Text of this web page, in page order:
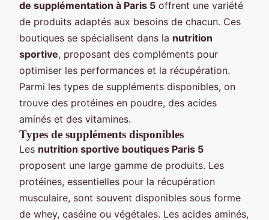
de supplémentation à Paris 5 offrent une variété
de produits adaptés aux besoins de chacun. Ces
boutiques se spécialisent dans la nutrition
sportive, proposant des compléments pour
optimiser les performances et la récupération.
Parmi les types de suppléments disponibles, on
trouve des protéines en poudre, des acides
aminés et des vitamines.
Types de suppléments disponibles
Les nutrition sportive boutiques Paris 5
proposent une large gamme de produits. Les
protéines, essentielles pour la récupération
musculaire, sont souvent disponibles sous forme
de whey, caséine ou végétales. Les acides aminés,